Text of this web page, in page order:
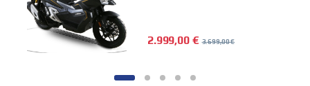
2.999,00 € 3.699,00€